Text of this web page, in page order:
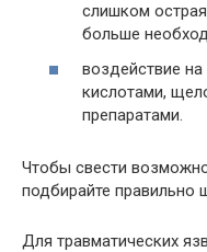
слишком
больше
воздействие
кислотами,
препаратами.
Чтобы свести
подбирайте правильно
Для травматических